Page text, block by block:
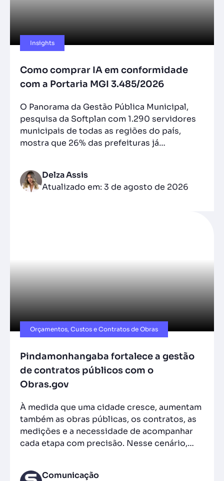
Insights
Como comprar IA em conformidade
com a Portaria MGI 3.485/2026
O Panorama da Gestão Pública Municipal,
pesquisa da Softplan com 1.290 servidores
municipais de todas as regiões do país,
mostra que 26% das prefeituras já…
Delza Assis
Atualizado em: 3 de agosto de 2026
Orçamentos, Custos e Contratos de Obras
Pindamonhangaba fortalece a gestão
de contratos públicos com o
Obras.gov
À medida que uma cidade cresce, aumentam
também as obras públicas, os contratos, as
medições e a necessidade de acompanhar
cada etapa com precisão. Nesse cenário,…
Comunicação